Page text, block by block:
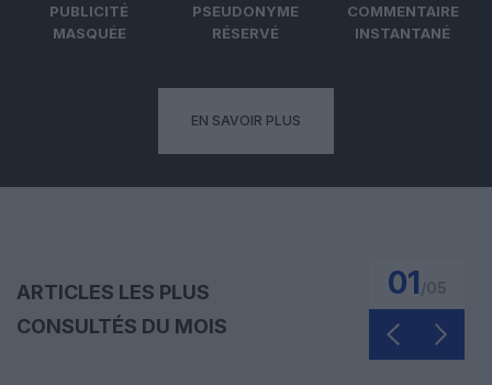
PUBLICITÉ
MASQUÉE
PSEUDONYME
RÉSERVÉ
COMMENTAIRE
INSTANTANÉ
EN SAVOIR PLUS
ARTICLES LES PLUS
CONSULTÉS DU MOIS
01